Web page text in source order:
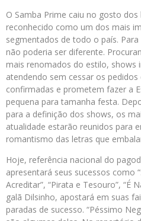
O Samba Prime caiu no gosto
reconhecido como um dos mais
segmentados de todo o país.
não poderia ser diferente.
mais renomados do estilo, shows
atendendo sem cessar os
confirmadas e prometem fazer a
pequena para tamanha festa.
para a definição dos shows, os
atualidade estarão reunidos para
romantismo das letras que
Hoje, referência nacional do
apresentará seus sucessos como
Acreditar”, “Pirata e Tesouro”, “É
galã Dilsinho, apostará em suas
paradas de sucesso. “Péssimo